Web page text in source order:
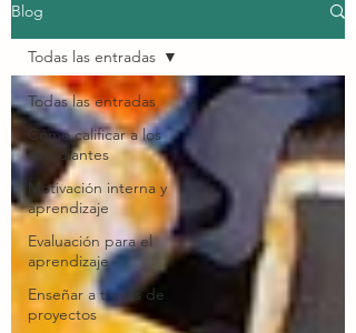
Blog
Todas las entradas
Cómo calificar a los
estudiantes
Motivación interna y
aprendizaje
Evaluación para el
aprendizaje
Enseñar a través de
proyectos
Todas las entradas